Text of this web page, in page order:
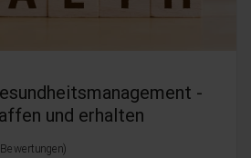
-
und erhalten